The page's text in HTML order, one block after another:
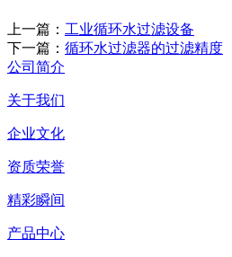
上一篇： 工业循环水过滤设备
下一篇： 循环水过滤器的过滤精度
公司简介
关于我们
企业文化
资质荣誉
精彩瞬间
产品中心